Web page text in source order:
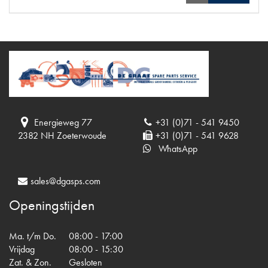
Energieweg 77
2382 NH Zoeterwoude
+31 (0)71 - 541 9450
+31 (0)71 - 541 9628
WhatsApp
sales@dgasps.com
Openingstijden
Ma. t/m Do.
08:00 - 17:00
Vrijdag
08:00 - 15:30
Zat. & Zon.
Gesloten